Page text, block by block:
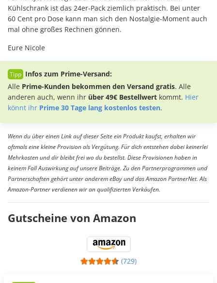
Kühlschrank ist das 24er-Pack ziemlich praktisch. Bei unter
60 Cent pro Dose kann man sich den Nostalgie-Moment auch
mal ohne großes Rechnen gönnen.
Eure Nicole
Infos zum Prime-Versand:
Alle Prime-Kunden bekommen den Versand gratis. Alle
anderen auch, wenn ihr über 49€ Bestellwert kommt. Hier
könnt ihr Prime 30 Tage lang kostenlos testen.
Wenn du über einen Link auf dieser Seite ein Produkt kaufst, erhalten wir
oftmals eine kleine Provision als Vergütung. Für dich entstehen dabei keinerlei
Mehrkosten und dir bleibt frei wo du bestellst. Diese Provisionen haben in
keinem Fall Auswirkung auf unsere Beiträge. Zu den Partnerprogrammen und
Partnerschaften gehört unter anderem eBay und das Amazon PartnerNet. Als
Amazon-Partner verdienen wir an qualifizierten Verkäufen.
Gutscheine von Amazon
(729)